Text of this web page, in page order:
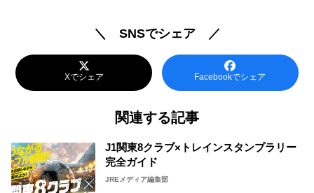
＼ SNSでシェア ／
Xでシェア Facebookでシェア
関連する記事
J1関東8クラブ×トレインスタンプラリー
完全ガイド
JREメディア編集部